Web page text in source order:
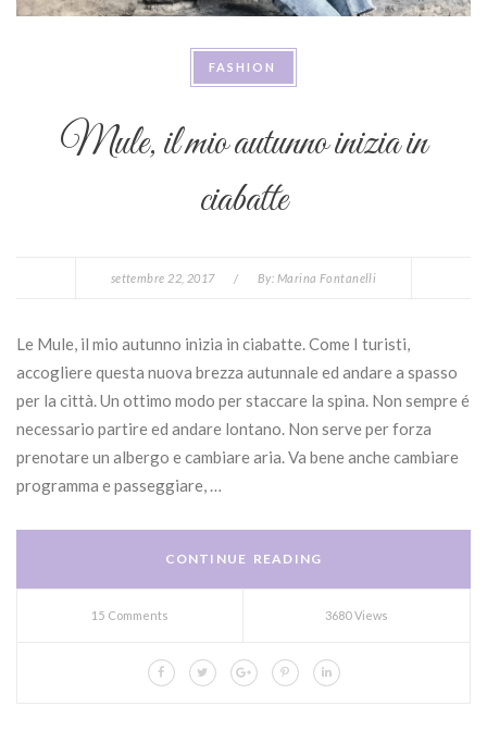
FASHION
Mule, il mio autunno inizia in
ciabatte
settembre 22, 2017 / By: Marina Fontanelli
Le Mule, il mio autunno inizia in ciabatte. Come I turisti,
accogliere questa nuova brezza autunnale ed andare a spasso
per la città. Un ottimo modo per staccare la spina. Non sempre é
necessario partire ed andare lontano. Non serve per forza
prenotare un albergo e cambiare aria. Va bene anche cambiare
programma e passeggiare, …
CONTINUE READING
15 Comments 3680 Views